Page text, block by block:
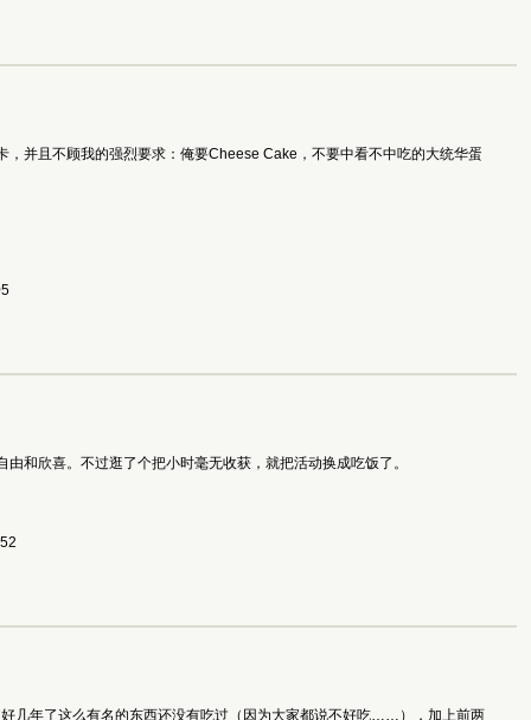
并且不顾我的强烈要求：俺要Cheese Cake，不要中看不中吃的大统华蛋
和欣喜。不过逛了个把小时毫无收获，就把活动换成吃饭了。
几年了这么有名的东西还没有吃过（因为大家都说不好吃……），加上前两